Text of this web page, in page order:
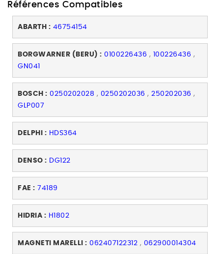
Références Compatibles
ABARTH : 46754154
BORGWARNER (BERU) : 0100226436 , 100226436 ,
GN041
BOSCH : 0250202028 , 0250202036 , 250202036 ,
GLP007
DELPHI : HDS364
DENSO : DG122
FAE : 74189
HIDRIA : H1802
MAGNETI MARELLI : 062407122312 , 062900014304